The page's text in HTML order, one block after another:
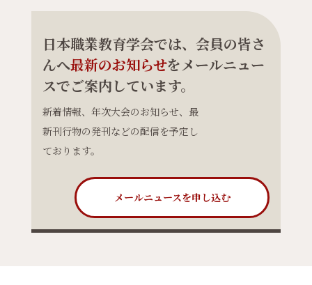
日本職業教育学会では、会員の皆さ
んへ最新のお知らせをメールニュー
スでご案内しています。
新着情報、年次大会のお知らせ、最
新刊行物の発刊などの配信を予定し
ております。
メールニュースを申し込む